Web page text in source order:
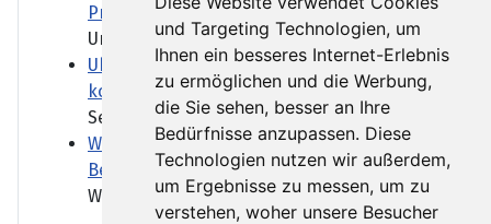
und Targeting Technologien, um
Ihnen ein besseres Internet-Erlebnis
zu ermöglichen und die Werbung,
die Sie sehen, besser an Ihre
Bedürfnisse anzupassen. Diese
Technologien nutzen wir außerdem,
um Ergebnisse zu messen, um zu
verstehen, woher unsere Besucher
Präsident werden
Ungarn bekommt einen neuen...
Ukraine und Serbien wollen stärker
kooperieren - trotz Belgrads Kreml-Nähe
Serbien pflegt enge...
Wenn über Wasser verhandelt wird - das
Beispiel Ungarn und Slowakei
Wer bekommt wie viel Wasser?...